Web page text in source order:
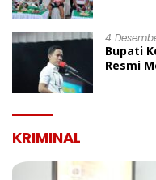
4
Bupati
Resmi
KRIMINAL